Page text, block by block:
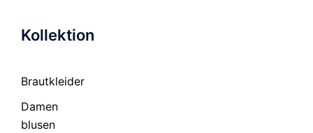
Kollektion
Brautkleider
Damen
blusen